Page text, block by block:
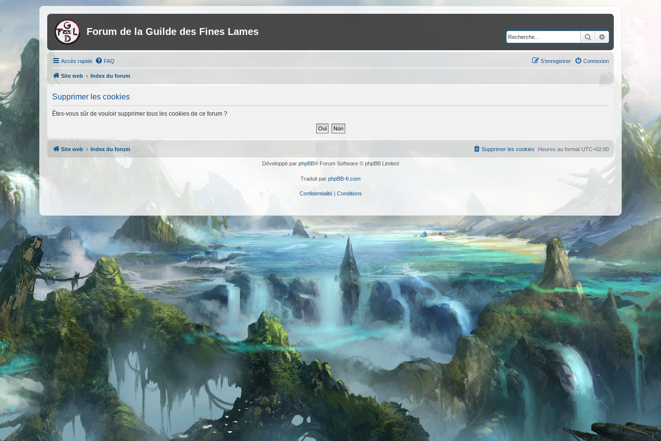
Forum de la Guilde des Fines Lames Rechercher
Accès rapide FAQ Connexion
S’enregistrer
Site web Index du forum
Supprimer les cookies
Êtes-vous sûr de vouloir supprimer tous les cookies de ce forum ?
Site web Index du forum Heures au format UTC+02:00
Supprimer les cookies
Développé par phpBB® Forum Software © phpBB Limited
Traduit par phpBB-fr.com
Confidentialité| Conditions